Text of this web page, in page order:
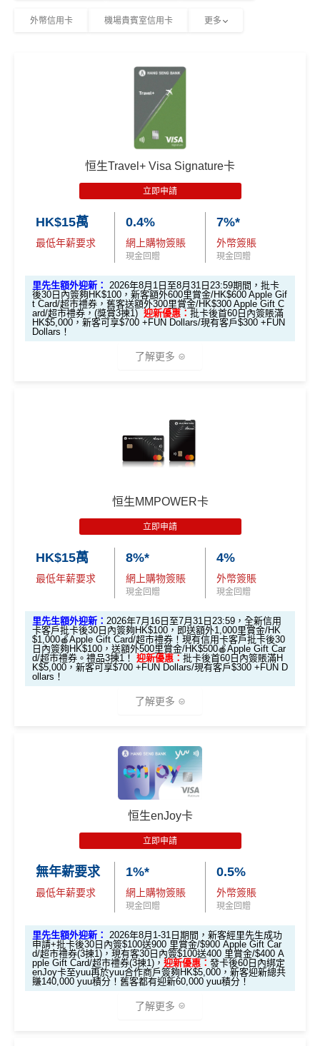
外幣信用卡 機場貴賓室信用卡 更多
恒生Travel+ Visa Signature卡
立即申請
HK$15萬
最低年薪要求
0.4%
網上購物簽賬
現金回贈
7%*
外幣簽賬
現金回贈
里先生額外迎新： 2026年8月1日至8月31日23:59期間，批卡
後30日內簽夠HK$100，新客額外600里賞金/HK$600 Apple Gif
t Card/超市禮券，舊客送額外300里賞金/HK$300 Apple Gift C
ard/超市禮券，(獎賞3揀1) 迎新優惠： 批卡後首60日內簽賬滿
HK$5,000，新客可享$700 +FUN Dollars/現有客戶$300 +FUN
Dollars！
了解更多
生會員平台申請獎賞額外送38里賞金！
推廣期：2026年8月1日至8月31日23:59
經里先生申請恒生Travel+ Visa Signature卡
申請獎賞賺額外38里賞金
全新*信用卡客戶批卡後30日內簽夠HK$100送
額外600里賞金**/HK$600 Apple Gift Card /超
市禮券(3揀1)
現有信用卡客戶批卡後30日內簽夠HK$100送額
外300里賞金**/HK$300 Apple Gift Card /超市
禮券(3揀1)
MrMiles.hk/travel-plus-apply/
**每1里賞金 ≈ HK$1，可兌換FPS轉數快回贈！
網上連結申請批卡後首60日內累積簽賬滿H
K$5,000，即符合獲取條件
現有客戶
$300 +FUN Dollars
日本、韓國、泰國、內地、澳門及台灣實體店外幣簽
飲可享高達5% +FUN Dollars，每月額外回贈上限$500
+FUN Dollars！^
✅優點
恒生MMPOWER卡
立即申請
HK$15萬
最低年薪要求
8%*
網上購物簽賬
現金回贈
4%
外幣簽賬
現金回贈
里先生額外迎新： 2026年7月16日至7月31日23:59，全新信用
卡客戶批卡後30日內簽夠HK$100，即送額外1,000里賞金/HK
$1,000🍎Apple Gift Card/超市禮券！現有信用卡客戶批卡後30
日內簽夠HK$100，送額外500里賞金/HK$500🍎Apple Gift Car
d/超市禮券。禮品3揀1！ 迎新優惠： 批卡後首60日內簽賬滿H
K$5,000，新客可享$700 +FUN Dollars/現有客戶$300 +FUN D
ollars！
了解更多
（由2023年7月22日開始，恒生MMPOWER World Mast
用+Fun Dollars找卡數！）
推廣期：2026年7月16日至7月31日23:59
經里先生申請恒生MMPOWER World Mastercard
全新信用卡客戶*批卡後30日內簽夠HK$100，
送額外1,000里賞金/HK$1,000🍎Apple Gift Car
現有信用卡客戶批卡後30日內簽夠HK$100，送
額外500里賞金/HK$500🍎Apple Gift Card/超
市禮券(3揀1)
MrMiles.hk/mpower-apply
恒生enJoy卡
立即申請
無年薪要求
最低年薪要求
1%*
網上購物簽賬
現金回贈
0.5%
外幣簽賬
現金回贈
里先生額外迎新：
2026年8月1-31日期間，新客經里先生成功
申請+批卡後30日內簽$100送900 里賞金/$900 Apple Gift Car
d/超市禮券(3揀1)， 現有客30日內簽$100送400 里賞金/$400 A
pple Gift Card/超市禮券(3揀1)， 迎新優惠： 發卡後60日內綁定
enJoy卡至yuu再於yuu合作商戶簽夠HK$5,000，新客迎新總共
賺140,000 yuu積分！舊客都有迎新60,000 yuu積分！
了解更多